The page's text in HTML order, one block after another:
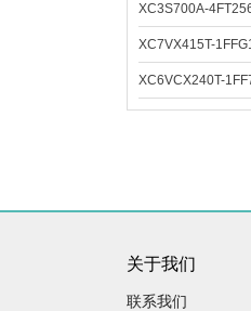
XC3S700A-
XC7VX415T-
XC6VCX240T-
关于我们
联系我们